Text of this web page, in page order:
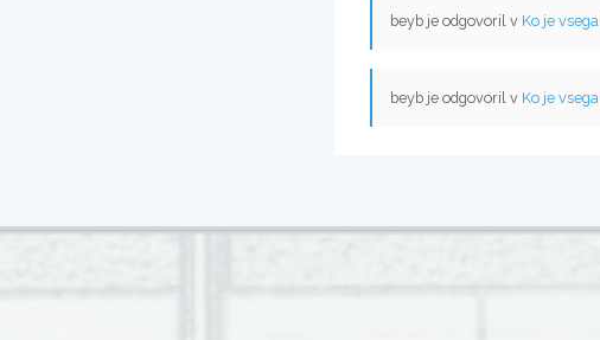
beyb je odgovoril v Ko je
beyb je odgovoril v Ko je